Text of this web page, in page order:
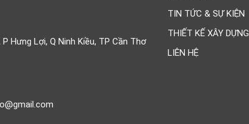
Hưng Lợi, Q Ninh Kiều, TP Cần Thơ
TIN TỨC & SỰ KIỆN
THIẾT KẾ XÂY DỰNG
LIÊN HỆ